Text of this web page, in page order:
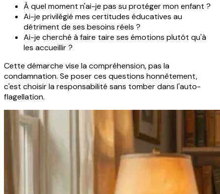
À quel moment n'ai-je pas su protéger mon enfant ?
Ai-je privilégié mes certitudes éducatives au
détriment de ses besoins réels ?
Ai-je cherché à faire taire ses émotions plutôt qu'à
les accueillir ?
Cette démarche vise la compréhension, pas la
condamnation. Se poser ces questions honnêtement,
c'est choisir la responsabilité sans tomber dans l'auto-
flagellation.